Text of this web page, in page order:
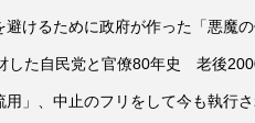
けるために政府が作った「悪魔の
した自民党と官僚80年史 老後
用」、中止のフリをして今も執行